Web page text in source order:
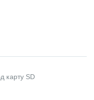
карту SD